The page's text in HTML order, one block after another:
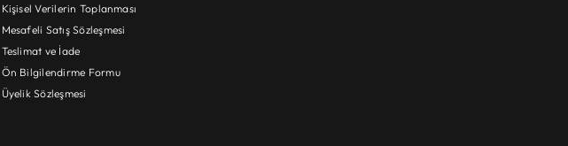
Kişisel Verilerin Toplanması
Mesafeli Satış Sözleşmesi
Teslimat ve İade
Ön Bilgilendirme Formu
Üyelik Sözleşmesi